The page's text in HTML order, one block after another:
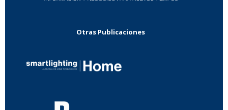
Otras Publicaciones